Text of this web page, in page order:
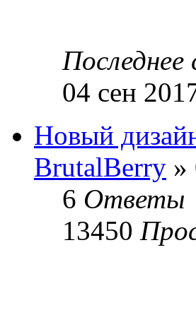
04 сен
Новый
BrutalBerry »
6 Ответы
13450